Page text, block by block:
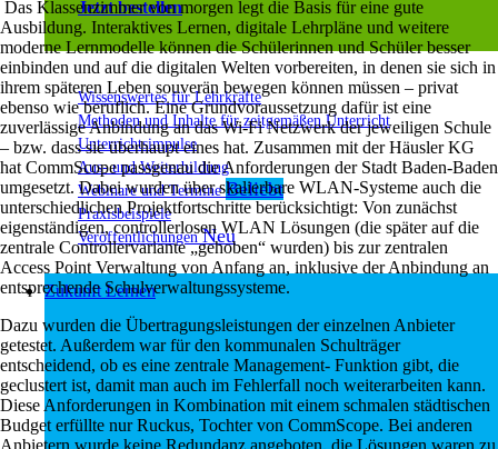
Jetzt bestellen
Wissenswertes für Lehrkräfte
Methoden und Inhalte für zeitgemäßen Unterricht
Unterrichtsimpulse
Aus- und Weiterbildung
Webinare und Termine
Praxisbeispiele
Veröffentlichungen
Zukunft Lernen
Das Klassenzimmer von morgen legt die Basis für eine gute
Ausbildung. Interaktives Lernen, digitale Lehrpläne und weitere
moderne Lernmodelle können die Schülerinnen und Schüler besser
einbinden und auf die digitalen Welten vorbereiten, in denen sie sich in
ihrem späteren Leben souverän bewegen können müssen – privat
ebenso wie beruflich. Eine Grundvoraussetzung dafür ist eine
zuverlässige Anbindung an das Wi-Fi Netzwerk der jeweiligen Schule
– bzw. dass sie überhaupt eines hat. Zusammen mit der Häusler KG
hat CommScope passgenau die Anforderungen der Stadt Baden-Baden
umgesetzt. Dabei wurden über skalierbare WLAN-Systeme auch die
unterschiedlichen Projektfortschritte berücksichtigt: Von zunächst
eigenständigen, controllerlosen WLAN Lösungen (die später auf die
zentrale Controllervariante „gehoben“ wurden) bis zur zentralen
Access Point Verwaltung von Anfang an, inklusive der Anbindung an
entsprechende Schulverwaltungssysteme.
Dazu wurden die Übertragungsleistungen der einzelnen Anbieter
getestet. Außerdem war für den kommunalen Schulträger
entscheidend, ob es eine zentrale Management- Funktion gibt, die
geclustert ist, damit man auch im Fehlerfall noch weiterarbeiten kann.
Diese Anforderungen in Kombination mit einem schmalen städtischen
Budget erfüllte nur Ruckus, Tochter von CommScope. Bei anderen